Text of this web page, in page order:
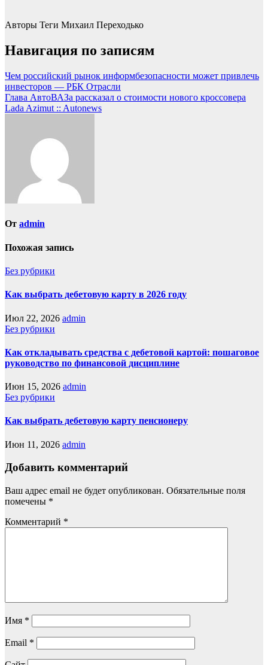
Авторы Теги Михаил Переходько
Навигация по записям
Чем российский рынок информбезопасности может привлечь
инвесторов — РБК Отрасли
Глава АвтоВАЗа рассказал о стоимости нового кроссовера
Lada Azimut :: Autonews
От admin
Похожая запись
Без рубрики
Как выбрать дебетовую карту в 2026 году
Июл 22, 2026 admin
Без рубрики
Как откладывать средства с дебетовой картой: пошаговое
руководство по финансовой дисциплине
Июн 15, 2026 admin
Без рубрики
Как выбрать дебетовую карту пенсионеру
Июн 11, 2026 admin
Добавить комментарий
Ваш адрес email не будет опубликован. Обязательные поля
помечены *
Комментарий *
Имя *
Email *